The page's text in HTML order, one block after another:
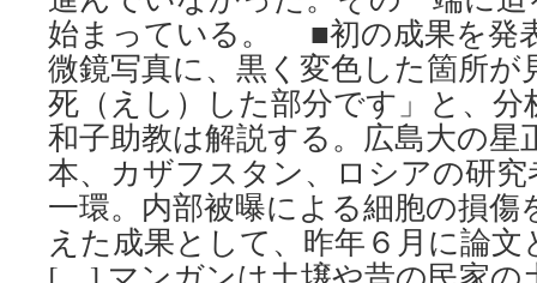
始まっている。 ■初の成果を
微鏡写真に、黒く変色した箇所が
死（えし）した部分です」と、分
和子助教は解説する。広島大の星
本、カザフスタン、ロシアの研
一環。内部被曝による細胞の損傷
えた成果として、昨年６月に論